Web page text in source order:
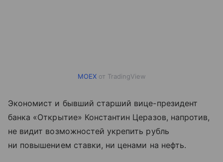
MOEXот TradingView
Экономист и бывший старший вице-президент
банка «Открытие» Константин Церазов, напротив,
не видит возможностей укрепить рубль
ни повышением ставки, ни ценами на нефть.